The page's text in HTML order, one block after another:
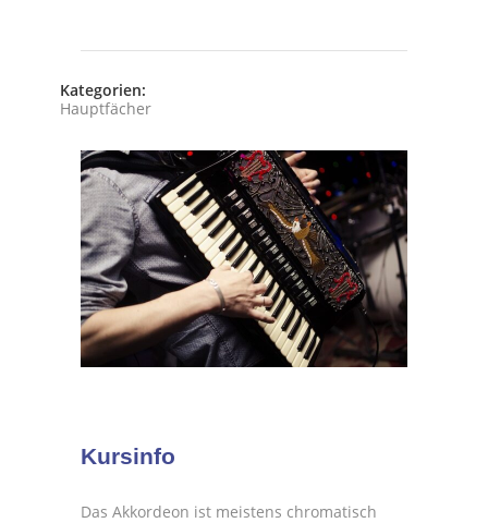
Kategorien:
Hauptfächer
Kursinfo
Das Akkordeon ist meistens chromatisch